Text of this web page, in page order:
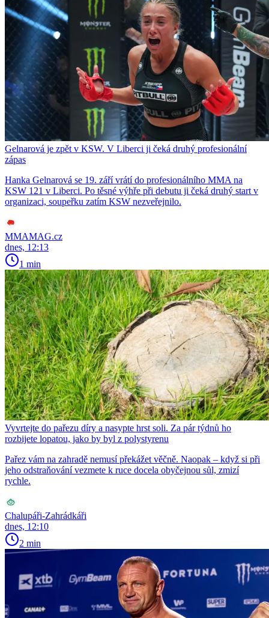
Gelnarová je zpět v KSW. V Liberci ji čeká druhý profesionální
zápas
Hanka Gelnarová se 19. září vrátí do profesionálního MMA na
KSW 121 v Liberci. Po těsné výhře při debutu ji čeká druhý start v
organizaci, soupeřku zatím KSW nezveřejnilo.
MMAMAG.cz
dnes, 12:13
1 min
Vyvrtejte do pařezu díry a nasypte hrst soli. Za pár týdnů ho
rozbijete lopatou, jako by byl z polystyrenu
Pařez vám na zahradě nemusí překážet věčně. Naopak – když si při
jeho odstraňování vezmete k ruce docela obyčejnou sůl, zmizí
rychle.
Chalupáři-Zahrádkáři
dnes, 12:10
2 min